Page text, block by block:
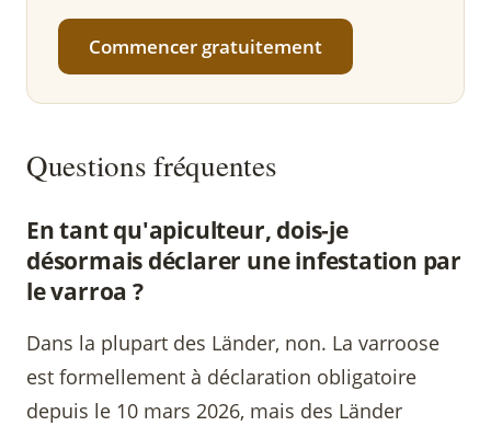
Commencer gratuitement
Questions fréquentes
En tant qu'apiculteur, dois-je
désormais déclarer une infestation par
le varroa ?
Dans la plupart des Länder, non. La varroose
est formellement à déclaration obligatoire
depuis le 10 mars 2026, mais des Länder